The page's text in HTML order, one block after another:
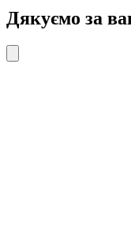
Дякуємо за